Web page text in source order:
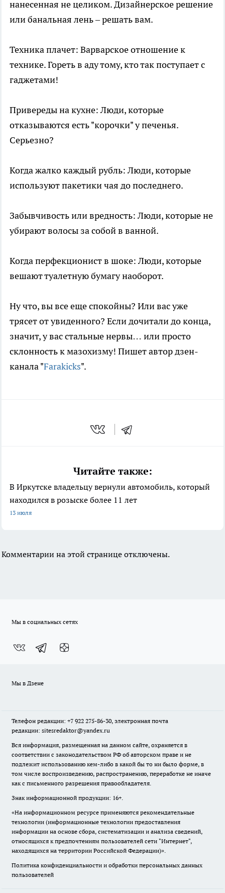
нанесенная не целиком. Дизайнерское решение
или банальная лень – решать вам.
Техника плачет: Варварское отношение к
технике. Гореть в аду тому, кто так поступает с
гаджетами!
Привереды на кухне: Люди, которые
отказываются есть "корочки" у печенья.
Серьезно?
Когда жалко каждый рубль: Люди, которые
используют пакетики чая до последнего.
Забывчивость или вредность: Люди, которые не
убирают волосы за собой в ванной.
Когда перфекционист в шоке: Люди, которые
вешают туалетную бумагу наоборот.
Ну что, вы все еще спокойны? Или вас уже
трясет от увиденного? Если дочитали до конца,
значит, у вас стальные нервы… или просто
склонность к мазохизму! Пишет автор дзен-
канала "Farakicks".
Читайте также:
В Иркутске владельцу вернули автомобиль, который
находился в розыске более 11 лет
13 июля
Комментарии на этой странице отключены.
Мы в социальных сетях
Мы в Дзене
Телефон редакции: +7 922 275-86-30, электронная почта
редакции: sitesredaktor@yandex.ru
Вся информация, размещенная на данном сайте, охраняется в
соответствии с законодательством РФ об авторском праве и не
подлежит использованию кем-либо в какой бы то ни было форме, в
том числе воспроизведению, распространению, переработке не иначе
как с письменного разрешения правообладателя.
Знак информационной продукции: 16+.
«На информационном ресурсе применяются рекомендательные
технологии (информационные технологии предоставления
информации на основе сбора, систематизации и анализа сведений,
относящихся к предпочтениям пользователей сети "Интернет",
находящихся на территории Российской Федерации)».
Политика конфиденциальности и обработки персональных данных
пользователей